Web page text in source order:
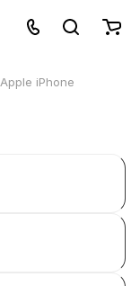
Apple iPhone